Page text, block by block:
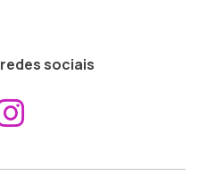
sociais
ao